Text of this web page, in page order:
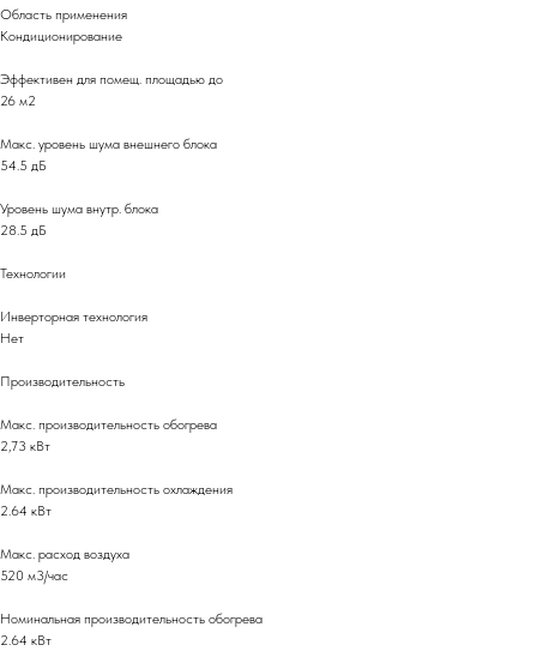
Область применения
Кондиционирование
Эффективен для помещ. площадью до
26 м2
Макс. уровень шума внешнего блока
54.5 дБ
Уровень шума внутр. блока
28.5 дБ
Технологии
Инверторная технология
Нет
Производительность
Макс. производительность обогрева
2,73 кВт
Макс. производительность охлаждения
2.64 кВт
Макс. расход воздуха
520 м3/час
Номинальная производительность обогрева
2.64 кВт